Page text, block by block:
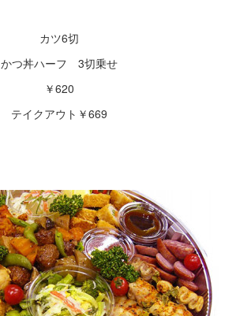
カツ6切
かつ丼ハーフ 3切乗せ
￥620
テイクアウト￥669